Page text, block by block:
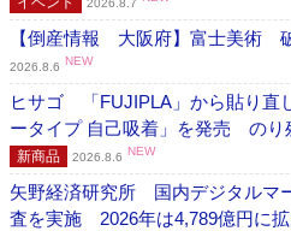
2026.8.7
【倒産情報 大阪府】富士美術
2026.8.6 NEW
ヒサゴ 「FUJIPLA」から貼り直
ータイプ 自己吸着」を発売 のり
新商品 2026.8.6 NEW
矢野経済研究所 国内デジタルマ
査を実施 2026年は4,789億円に